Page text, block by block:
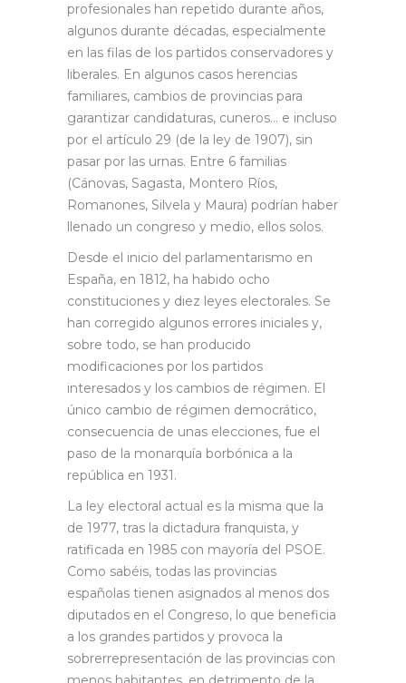
profesionales han repetido durante años,
algunos durante décadas, especialmente
en las filas de los partidos conservadores y
liberales. En algunos casos herencias
familiares, cambios de provincias para
garantizar candidaturas, cuneros… e incluso
por el artículo 29 (de la ley de 1907), sin
pasar por las urnas. Entre 6 familias
(Cánovas, Sagasta, Montero Ríos,
Romanones, Silvela y Maura) podrían haber
llenado un congreso y medio, ellos solos.
Desde el inicio del parlamentarismo en
España, en 1812, ha habido ocho
constituciones y diez leyes electorales. Se
han corregido algunos errores iniciales y,
sobre todo, se han producido
modificaciones por los partidos
interesados y los cambios de régimen. El
único cambio de régimen democrático,
consecuencia de unas elecciones, fue el
paso de la monarquía borbónica a la
república en 1931.
La ley electoral actual es la misma que la
de 1977, tras la dictadura franquista, y
ratificada en 1985 con mayoría del PSOE.
Como sabéis, todas las provincias
españolas tienen asignados al menos dos
diputados en el Congreso, lo que beneficia
a los grandes partidos y provoca la
sobrerrepresentación de las provincias con